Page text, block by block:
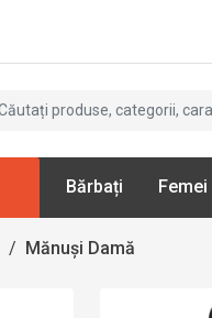
Bărbați Femei
/ Mănuși Damă